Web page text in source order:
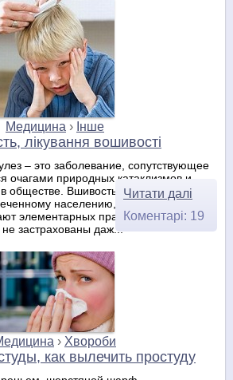
Медицина › Інше
лікування вошивості
– это заболевание, сопутствующее
природных катаклизмов и
обществе. Вшивость, как правило,
населению, представители
элементарных правил личной
застрахованы даж...
Читати далі
Коментарі: 19
› Хвороби
как вылечить простуду